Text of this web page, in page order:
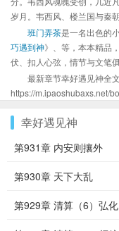
岁月。韦西风、楼兰国与秦
班门弄茶是一名出色的
巧遇到神》、等，本本精品
伏、扣人心弦，情节与文笔俱
最新章节幸好遇见神全
https://m.ipaoshubaxs.net/
幸好遇见神
第931章 内安则攘外
第930章 天下大乱
第929章 清算（6）弘